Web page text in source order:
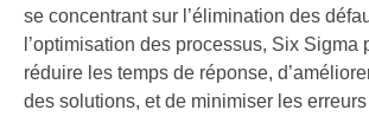
se concentrant sur l’élimination des
l’optimisation des processus, Six Sigma
réduire les temps de réponse,
des solutions, et de minimiser les